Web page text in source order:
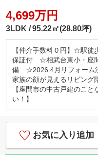
4,699万円
3LDK 95.22㎡(28.80坪)
【仲介手数料０円】☆駅
保証付 ☆相武台東小・座
備 ☆2026.4月リフォー
家族の顔が見えるリビング
【座間市の中古戸建のこ
い！】
お気に入り追加